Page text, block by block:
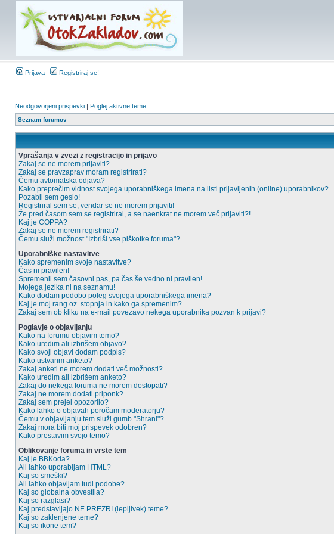
Prijava Registriraj se!
Neodgovorjeni prispevki | Poglej aktivne teme
Seznam forumov
Vprašanja v zvezi z registracijo in prijavo
Zakaj se ne morem prijaviti?
Zakaj se pravzaprav moram registrirati?
Čemu avtomatska odjava?
Kako preprečim vidnost svojega uporabniškega imena na listi prijavljenih (online) uporabnikov?
Pozabil sem geslo!
Registriral sem se, vendar se ne morem prijaviti!
Že pred časom sem se registriral, a se naenkrat ne morem več prijaviti?!
Kaj je COPPA?
Zakaj se ne morem registrirati?
Čemu služi možnost "Izbriši vse piškotke foruma"?
Uporabniške nastavitve
Kako spremenim svoje nastavitve?
Čas ni pravilen!
Spremenil sem časovni pas, pa čas še vedno ni pravilen!
Mojega jezika ni na seznamu!
Kako dodam podobo poleg svojega uporabniškega imena?
Kaj je moj rang oz. stopnja in kako ga spremenim?
Zakaj sem ob kliku na e-mail povezavo nekega uporabnika pozvan k prijavi?
Poglavje o objavljanju
Kako na forumu objavim temo?
Kako uredim ali izbrišem objavo?
Kako svoji objavi dodam podpis?
Kako ustvarim anketo?
Zakaj anketi ne morem dodati več možnosti?
Kako uredim ali izbrišem anketo?
Zakaj do nekega foruma ne morem dostopati?
Zakaj ne morem dodati priponk?
Zakaj sem prejel opozorilo?
Kako lahko o objavah poročam moderatorju?
Čemu v objavljanju tem služi gumb "Shrani"?
Zakaj mora biti moj prispevek odobren?
Kako prestavim svojo temo?
Oblikovanje foruma in vrste tem
Kaj je BBKoda?
Ali lahko uporabljam HTML?
Kaj so smeški?
Ali lahko objavljam tudi podobe?
Kaj so globalna obvestila?
Kaj so razglasi?
Kaj predstavljajo NE PREZRI (lepljivek) teme?
Kaj so zaklenjene teme?
Kaj so ikone tem?